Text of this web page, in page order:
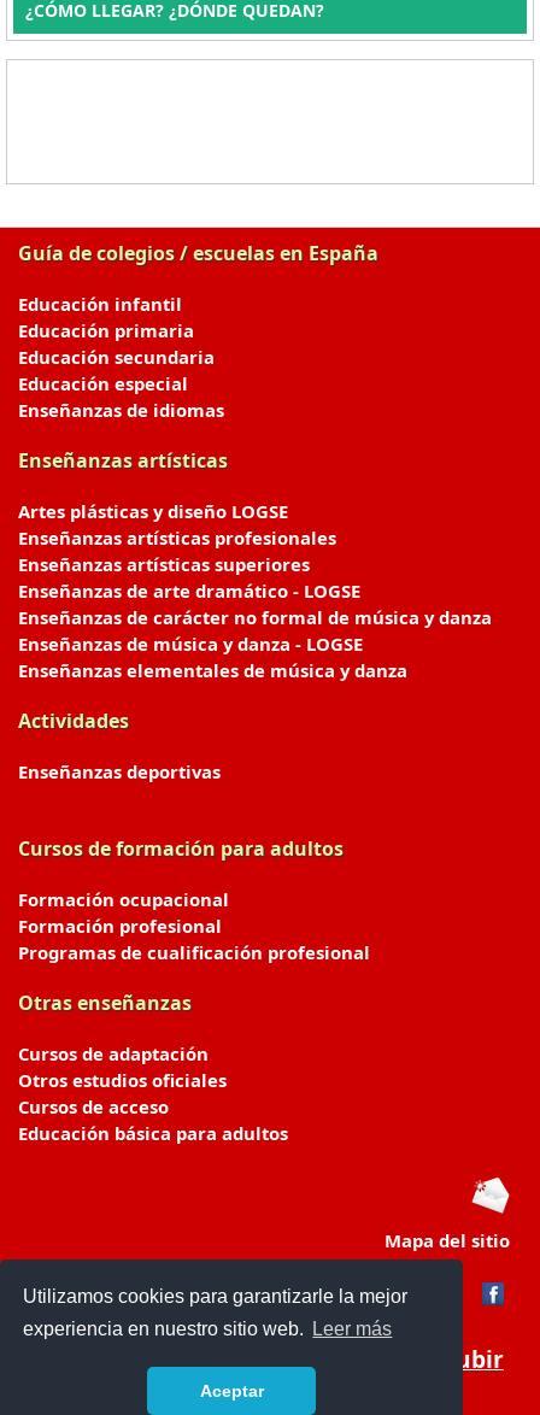
Utilizamos cookies para garantizarle la mejor
experiencia en nuestro sitio web.
Leer más
Aceptar
¿CÓMO LLEGAR? ¿DÓNDE QUEDAN?
Guía de colegios / escuelas en España
Educación infantil
Educación primaria
Educación secundaria
Educación especial
Enseñanzas de idiomas
Enseñanzas artísticas
Artes plásticas y diseño LOGSE
Enseñanzas artísticas profesionales
Enseñanzas artísticas superiores
Enseñanzas de arte dramático - LOGSE
Enseñanzas de carácter no formal de música y danza
Enseñanzas de música y danza - LOGSE
Enseñanzas elementales de música y danza
Actividades
Enseñanzas deportivas
Cursos de formación para adultos
Formación ocupacional
Formación profesional
Programas de cualificación profesional
Otras enseñanzas
Cursos de adaptación
Otros estudios oficiales
Cursos de acceso
Educación básica para adultos
Mapa del sitio
Subir